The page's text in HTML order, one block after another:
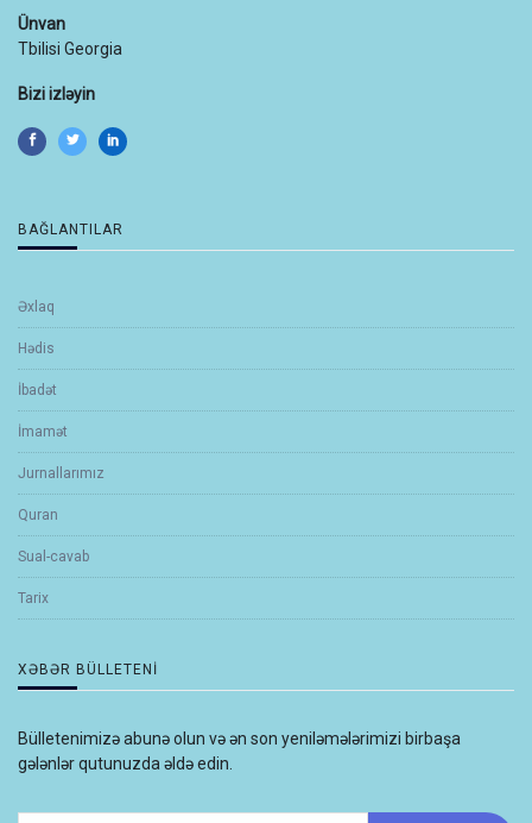
Ünvan
Tbilisi Georgia
Bizi izləyin
BAĞLANTILAR
Əxlaq
Hədis
İbadət
İmamət
Jurnallarımız
Quran
Sual-cavab
Tarix
XƏBƏR BÜLLETENI
Bülletenimizə abunə olun və ən son yeniləmələrimizi birbaşa
gələnlər qutunuzda əldə edin.